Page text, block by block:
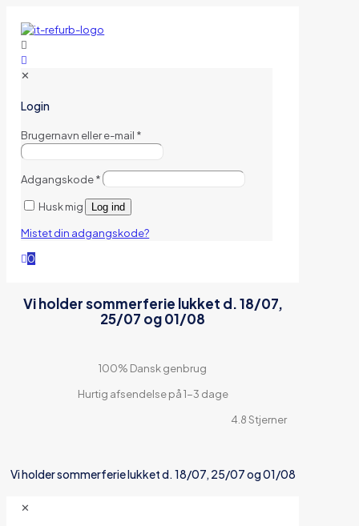
✕
Login
Brugernavn eller e-mail *
Adgangskode*
Husk mig Log ind
Mistet din adgangskode?
0
Vi holder sommerferie lukket d. 18/07,
25/07 og 01/08
100% Dansk genbrug
Hurtig afsendelse på 1-3 dage
4.8 Stjerner
Vi holder sommerferie lukket d. 18/07, 25/07 og 01/08
✕